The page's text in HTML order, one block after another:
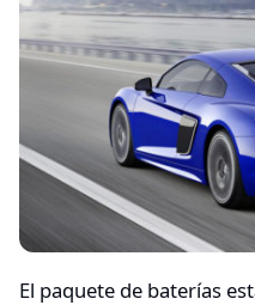
El paquete de baterías